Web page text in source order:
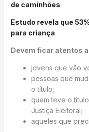
de caminhões
Estudo revela que
para criança
Devem ficar atentos
jovens que vão
pessoas que
o título;
quem teve o
Justiça Eleitoral;
aqueles que